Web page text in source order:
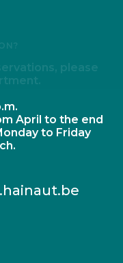
please
April to the end
to Friday